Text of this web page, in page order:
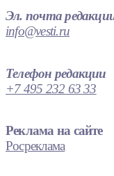
Эл. почта
info@vesti.ru
Телефон редакции
+7 495 232 63 33
Реклама на сайте
Росреклама